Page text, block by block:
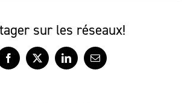
sur les réseaux!
Facebook
X LinkedInCourriel